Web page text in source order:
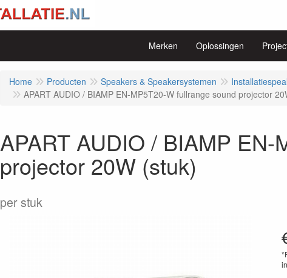
Merken Oplossingen
Home Producten Speakers & Speakersystemen
APART AUDIO / BIAMP EN-MP5T20-W fullrange sound projector
APART AUDIO / BIAMP
projector 20W (stuk)
per stuk